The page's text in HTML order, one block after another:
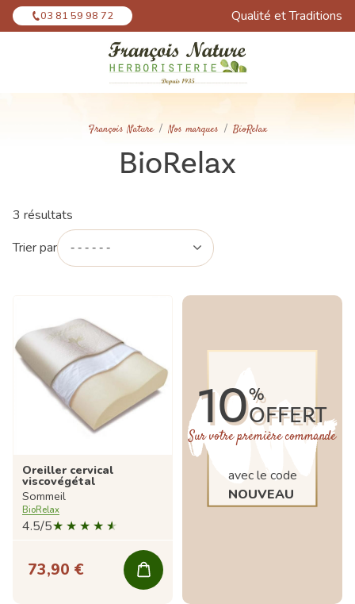
03 81 59 98 72 Qualité et Traditions
François Nature Nos marques BioRelax
BioRelax
3 résultats
Trier par
Oreiller cervical
viscovégétal
Sommeil
BioRelax
4.5/5
73,90 €
10%
OFFERT
Sur votre première commande
avec le code
NOUVEAU
Panneau de gestion des cookies